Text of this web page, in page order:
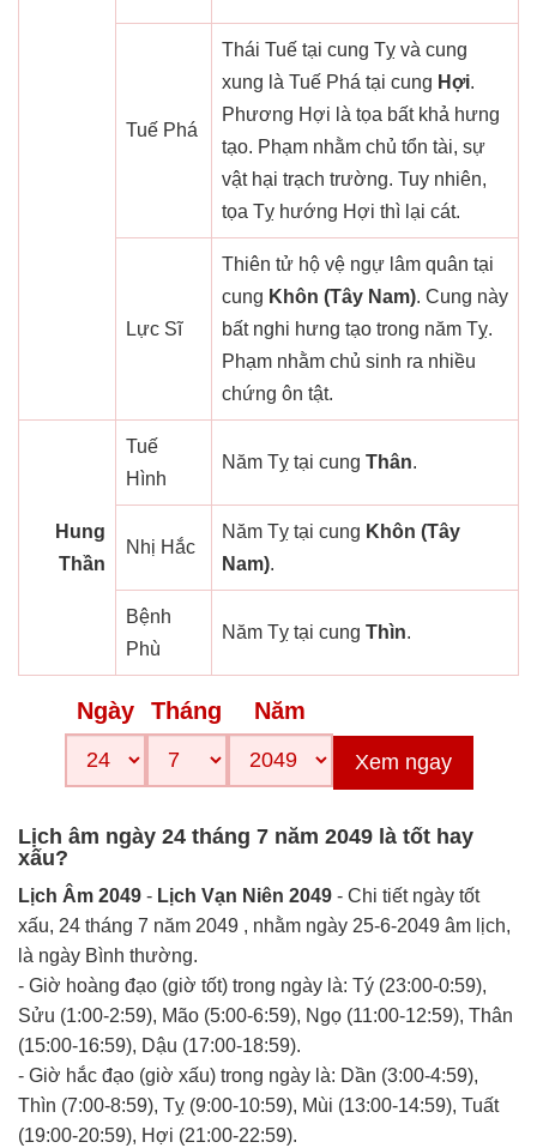
Tuế Phá
Thái Tuế tại cung Tỵ và cung
xung là Tuế Phá tại cung Hợi.
Phương Hợi là tọa bất khả hưng
tạo. Phạm nhằm chủ tổn tài, sự
vật hại trạch trường. Tuy nhiên,
tọa Tỵ hướng Hợi thì lại cát.
Lực Sĩ
Thiên tử hộ vệ ngự lâm quân tại
cung Khôn (Tây Nam). Cung này
bất nghi hưng tạo trong năm Tỵ.
Phạm nhằm chủ sinh ra nhiều
chứng ôn tật.
Hung
Thần
Tuế
Hình
Năm Tỵ tại cung Thân.
Nhị Hắc
Năm Tỵ tại cung Khôn (Tây
Nam).
Bệnh
Phù
Năm Tỵ tại cung Thìn.
Ngày Tháng Năm
Xem ngay
Lịch âm ngày 24 tháng 7 năm 2049 là tốt hay
xấu?
Lịch Âm 2049 - Lịch Vạn Niên 2049 - Chi tiết ngày tốt
xấu, 24 tháng 7 năm 2049 , nhằm ngày 25-6-2049 âm lịch,
là ngày Bình thường.
- Giờ hoàng đạo (giờ tốt) trong ngày là: Tý (23:00-0:59),
Sửu (1:00-2:59), Mão (5:00-6:59), Ngọ (11:00-12:59), Thân
(15:00-16:59), Dậu (17:00-18:59).
- Giờ hắc đạo (giờ xấu) trong ngày là: Dần (3:00-4:59),
Thìn (7:00-8:59), Tỵ (9:00-10:59), Mùi (13:00-14:59), Tuất
(19:00-20:59), Hợi (21:00-22:59).